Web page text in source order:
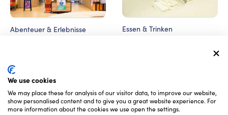
Abenteuer & Erlebnisse Essen & Trinken
SPOT
We use cookies
We may place these for analysis of our visitor data, to improve our website,
show personalised content and to give you a great website experience. For
more information about the cookies we use open the settings.